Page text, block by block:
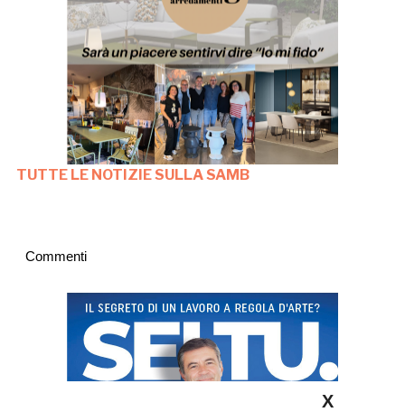
TUTTE LE NOTIZIE SULLA SAMB
Commenti
X